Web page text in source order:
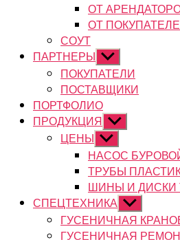
ОТ
ОТ
СОУТ
ПАРТНЕРЫ Показывать
подменю
ПОКУПАТЕЛИ
ПОСТАВЩИКИ
ПОРТФОЛИО
ПРОДУКЦИЯ Показывать
подменю
ЦЕНЫ Показывать
подменю
НАСОС
ТРУБЫ
ШИНЫ И ДИСКИ
СПЕЦТЕХНИКА Показывать
подменю
ГУСЕНИЧНАЯ
ГУСЕНИЧНАЯ